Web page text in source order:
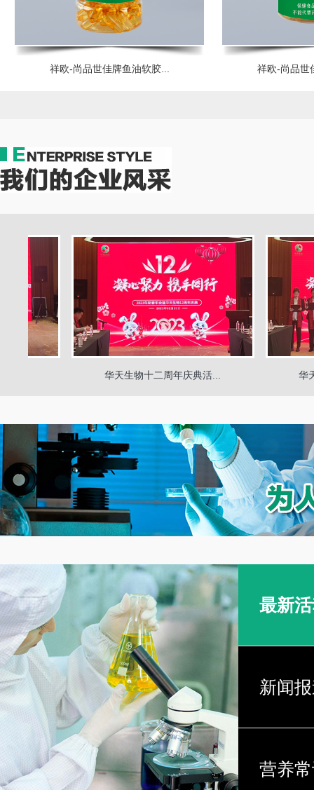
祥欧-尚品世佳牌鱼油软胶... 祥欧-尚品世
华天生物十二周年庆典活... 华天生物
最新
新闻
营养